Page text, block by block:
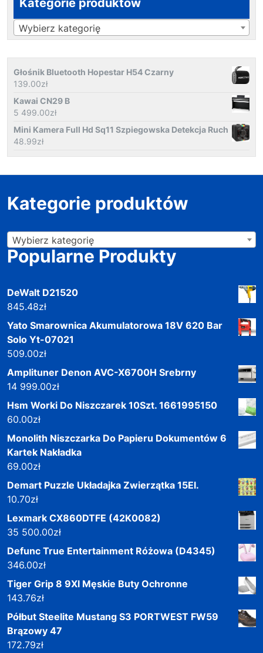
Wybierz kategorię
Głośnik Bluetooth Hopestar H54 Czarny
139.00zł
Kawai CN29 B
5 499.00zł
Mini Kamera Full Hd Sq11 Szpiegowska Detekcja Ruch
48.99zł
Kategorie produktów
Wybierz kategorię
Popularne Produkty
DeWalt D21520
845.48zł
Yato Smarownica Akumulatorowa 18V 620 Bar
Solo Yt-07021
509.00zł
Amplituner Denon AVC-X6700H Srebrny
14 999.00zł
Hsm Worki Do Niszczarek 10Szt. 1661995150
60.00zł
Monolith Niszczarka Do Papieru Dokumentów 6
Kartek Nakładka
69.00zł
Demart Puzzle Układajka Zwierzątka 15El.
10.70zł
Lexmark CX860DTFE (42K0082)
35 500.00zł
Defunc True Entertainment Różowa (D4345)
346.00zł
Tiger Grip 8 9Xl Męskie Buty Ochronne
143.76zł
Półbut Steelite Mustang S3 PORTWEST FW59
Brązowy 47
172.79zł